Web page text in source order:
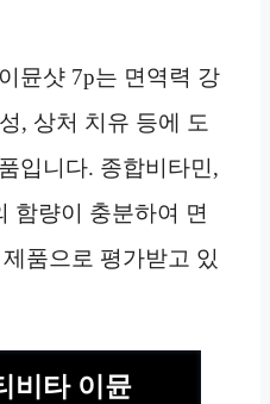
뮨샷 7p는 면역력 강
, 상처 치유 등에 도
입니다. 종합비타민,
함량이 충분하여 면
품으로 평가받고 있
비타 이뮨